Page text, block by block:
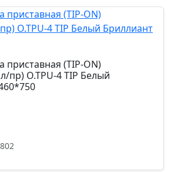
Подробнее
приставная (TIP-ON)
пр) O.TPU-4 TIP Белый